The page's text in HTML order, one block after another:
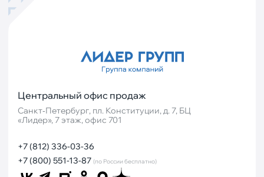
Центральный офис продаж
Санкт‐Петербург, пл. Конституции, д. 7, БЦ
«Лидер», 7 этаж, офис 701
+7 (812) 336-03-36
+7 (800) 551-13-87 (по России бесплатно)